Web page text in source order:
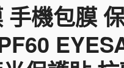
手機包膜